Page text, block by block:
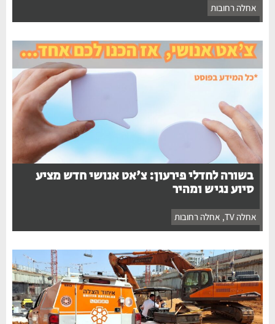
אחלה רחובות
בשורה לחדלי פירעון: צ'אט אנושי חדש מציע
סיוע נגיש ומהיר
אחלה TV , אחלה רחובות